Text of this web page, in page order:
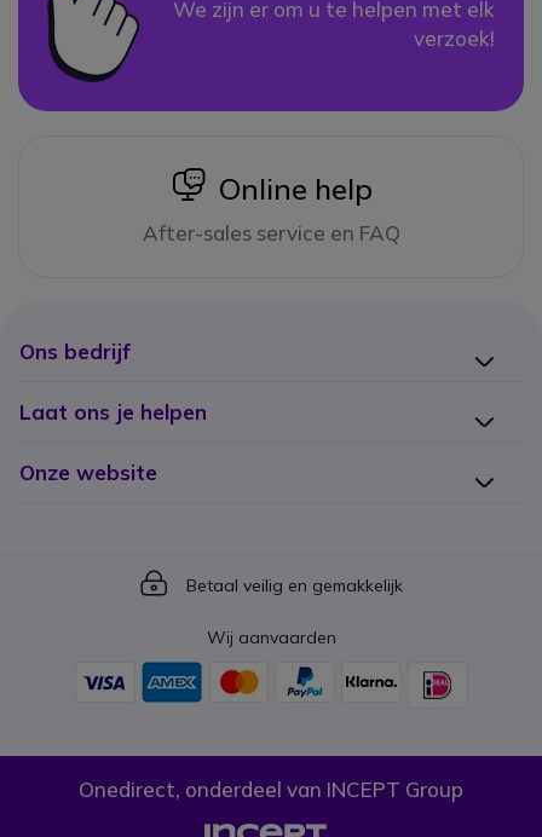
We zijn er om u te helpen met elk
verzoek!
icon
Online help
After-sales service en FAQ
Ons bedrijf
Laat ons je helpen
Onze website
Icon
Betaal veilig en gemakkelijk
Wij aanvaarden
Onedirect, onderdeel van INCEPT Group